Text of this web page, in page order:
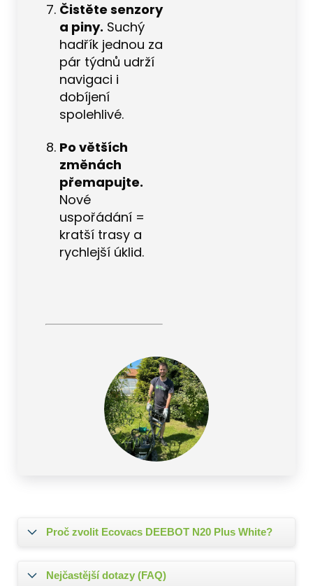
Čistěte senzory
a piny. Suchý
hadřík jednou za
pár týdnů udrží
navigaci i
dobíjení
spolehlivé.
Po větších
změnách
přemapujte.
Nové
uspořádání =
kratší trasy a
rychlejší úklid.
Proč zvolit Ecovacs DEEBOT N20 Plus White?
Nejčastější dotazy (FAQ)